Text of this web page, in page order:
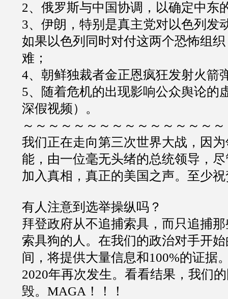
2、俄罗斯与中国协调，以确定中东
3、伊朗，特别是真主党对以色列发
如果以色列同时对付这两个恐怖组
难；
4、朝鲜独裁者金正恩疯狂发射火箭
5、随着危机的出现影响公众舆论的
深假视频）。
～～～～～～～～～～～～～～～
我们正在走向第三次世界大战，因
能，由一位毫无头绪的总统领导，
加入真相，真正的美国之声。至少
有人注意到选举操纵吗？
拜登政府从不追捕索具，而只追捕
索具狗的人。在我们的政治对手开
间，将提供大量信息和100%的证据
2020年再次发生。看看结果，我们
毁。 MAGA ！！！